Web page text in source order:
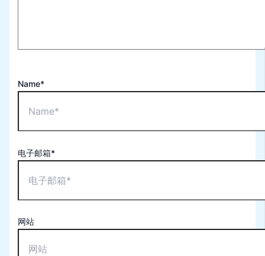
Name*
电子邮箱*
网站